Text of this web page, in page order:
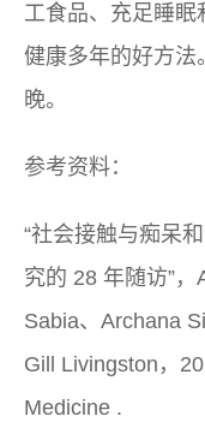
工食品、充足睡眠
健康多年的好方法
晚。
参考资料：
“社会接触与痴呆
究的 28 年随访”
Sabia、Archana
Gill Livingston，
Medicine .